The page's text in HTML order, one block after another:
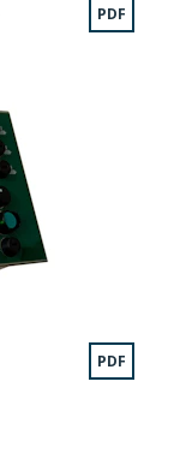
PDF
PDF